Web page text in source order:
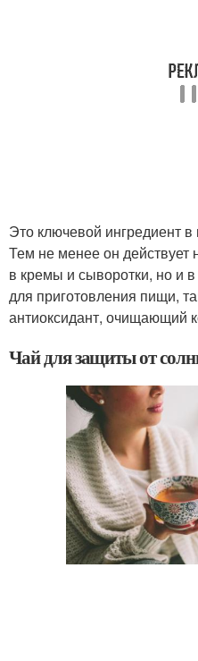
Это ключевой ингредиент
Тем не менее он действует
в кремы и сыворотки, но и
для приготовления пищи,
антиоксидант, очищающий
Чай для защиты от